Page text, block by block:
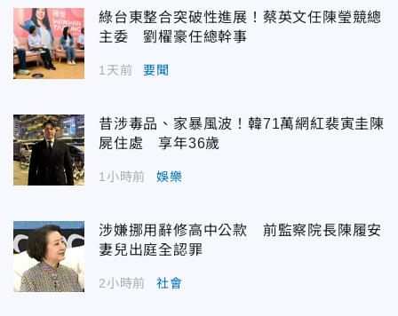
綠台東整合突破性進展！蔡英文任陳瑩競總
主委 劉櫂豪任總幹事
1天前 要聞
昔涉毒品、家暴風波！韓71萬網紅裴寅圭陳
屍住處 享年36歲
1小時前 娛樂
涉嫌挪用辭修高中公款 前監察院長陳履安
妻兒出庭全認罪
2小時前 社會